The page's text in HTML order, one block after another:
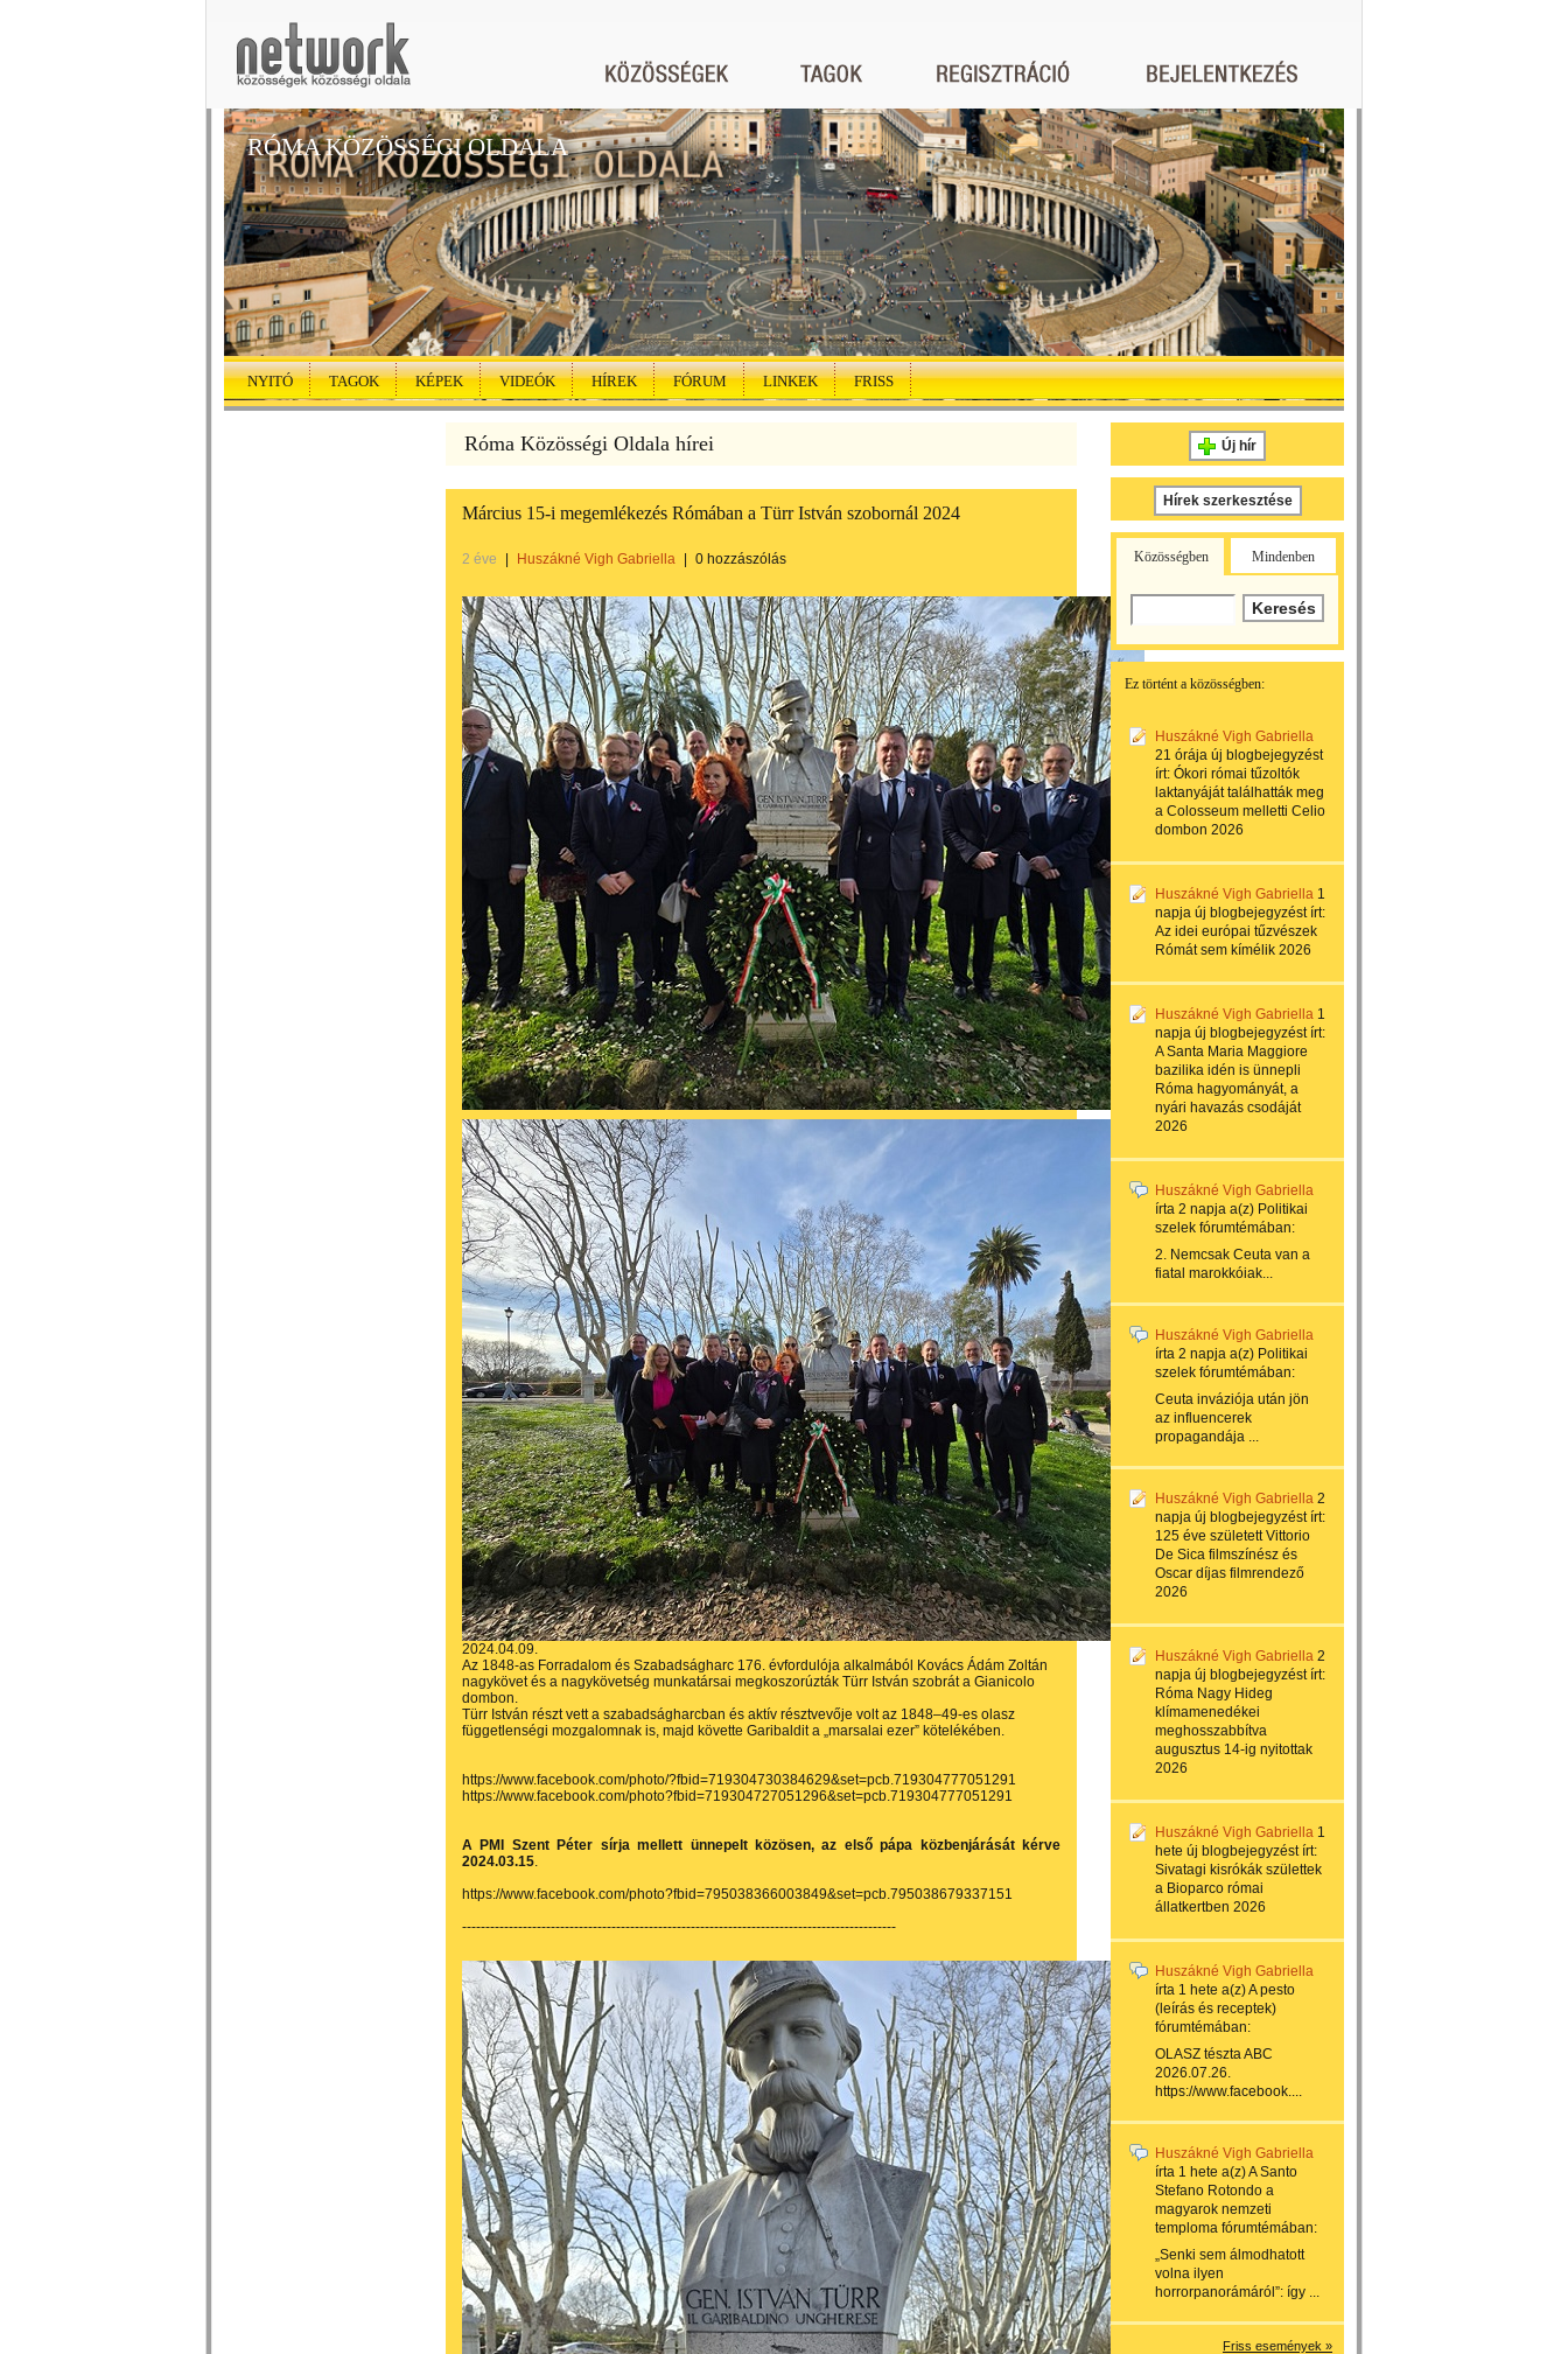
RÓMA KÖZÖSSÉGI OLDALA
NYITÓ TAGOK KÉPEK VIDEÓK HÍREK FÓRUM LINKEK FRISS
Róma Közösségi Oldala hírei
Március 15-i megemlékezés Rómában a Türr István szobornál 2024
2 éve Huszákné Vigh Gabriella 0 hozzászólás
2024.04.09.
Az 1848-as Forradalom és Szabadságharc 176. évfordulója alkalmából Kovács Ádám Zoltán
nagykövet és a nagykövetség munkatársai megkoszorúzták Türr István szobrát a Gianicolo
dombon.
Türr István részt vett a szabadságharcban és aktív résztvevője volt az 1848–49-es olasz
függetlenségi mozgalomnak is, majd követte Garibaldit a „marsalai ezer” kötelékében.
https://www.facebook.com/photo/?fbid=719304730384629&set=pcb.719304777051291
https://www.facebook.com/photo?fbid=719304727051296&set=pcb.719304777051291
A PMI Szent Péter sírja mellett ünnepelt közösen, az első pápa közbenjárását kérve
2024.03.15.
https://www.facebook.com/photo?fbid=795038366003849&set=pcb.795038679337151
---------------------------------------------------------------------------------------------
Új hír
Hírek szerkesztése
Közösségben Mindenben
Ez történt a közösségben:
Huszákné Vigh Gabriella
21 órája új blogbejegyzést
írt: Ókori római tűzoltók
laktanyáját találhatták meg
a Colosseum melletti Celio
dombon 2026
Huszákné Vigh Gabriella 1
napja új blogbejegyzést írt:
Az idei európai tűzvészek
Rómát sem kímélik 2026
Huszákné Vigh Gabriella 1
napja új blogbejegyzést írt:
A Santa Maria Maggiore
bazilika idén is ünnepli
Róma hagyományát, a
nyári havazás csodáját
2026
Huszákné Vigh Gabriella
írta 2 napja a(z) Politikai
szelek fórumtémában:
2. Nemcsak Ceuta van a
fiatal marokkóiak...
Huszákné Vigh Gabriella
írta 2 napja a(z) Politikai
szelek fórumtémában:
Ceuta inváziója után jön
az influencerek
propagandája ...
Huszákné Vigh Gabriella 2
napja új blogbejegyzést írt:
125 éve született Vittorio
De Sica filmszínész és
Oscar díjas filmrendező
2026
Huszákné Vigh Gabriella 2
napja új blogbejegyzést írt:
Róma Nagy Hideg
klímamenedékei
meghosszabbítva
augusztus 14-ig nyitottak
2026
Huszákné Vigh Gabriella 1
hete új blogbejegyzést írt:
Sivatagi kisrókák születtek
a Bioparco római
állatkertben 2026
Huszákné Vigh Gabriella
írta 1 hete a(z)A pesto
(leírás és receptek)
fórumtémában:
OLASZ tészta ABC
2026.07.26.
https://www.facebook....
Huszákné Vigh Gabriella
írta 1 hete a(z)A Santo
Stefano Rotondo a
magyarok nemzeti
temploma fórumtémában:
„Senki sem álmodhatott
volna ilyen
horrorpanorámáról”: így ...
Friss események »